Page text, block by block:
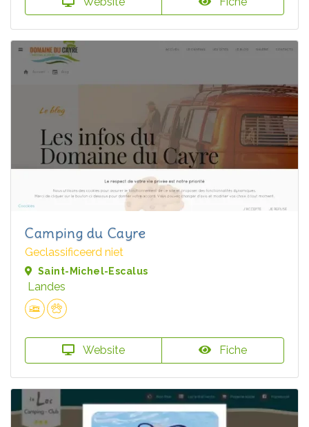
Camping du Cayre
Geclassificeerd niet
Saint-Michel-Escalus
Landes
Website Fiche